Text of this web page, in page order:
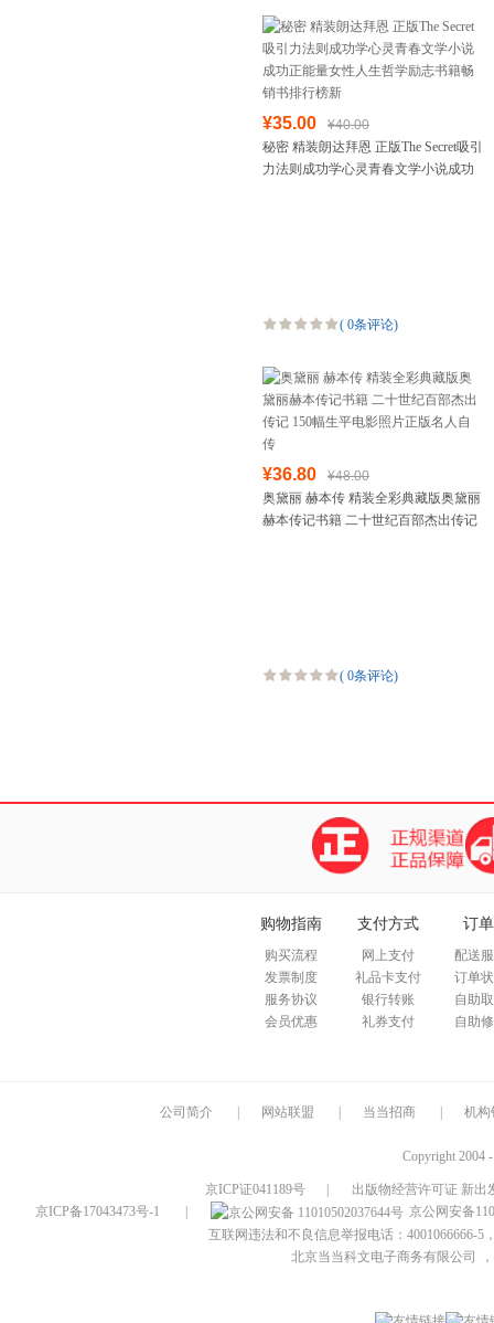
¥35.00
¥40.00
秘密 精装朗达拜恩 正版The Secret吸引
力法则成功学心灵青春文学小说成功
( 0条评论)
¥36.80
¥48.00
奥黛丽 赫本传 精装全彩典藏版奥黛丽
赫本传记书籍 二十世纪百部杰出传记
( 0条评论)
购物指南
购买流程
发票制度
服务协议
会员优惠
支付方式
网上支付
礼品卡支付
银行转账
礼券支付
订
配送
订单
自助
自助
公司简介 网站联盟 当当招商 机构
Copyright 2004
京ICP证041189号
出版物经营许可证 新出
京ICP备17043473号-1
京公网安备
互联网违法和不良信息举报电话：4001066666-5
北京当当科文电子商务有限公司